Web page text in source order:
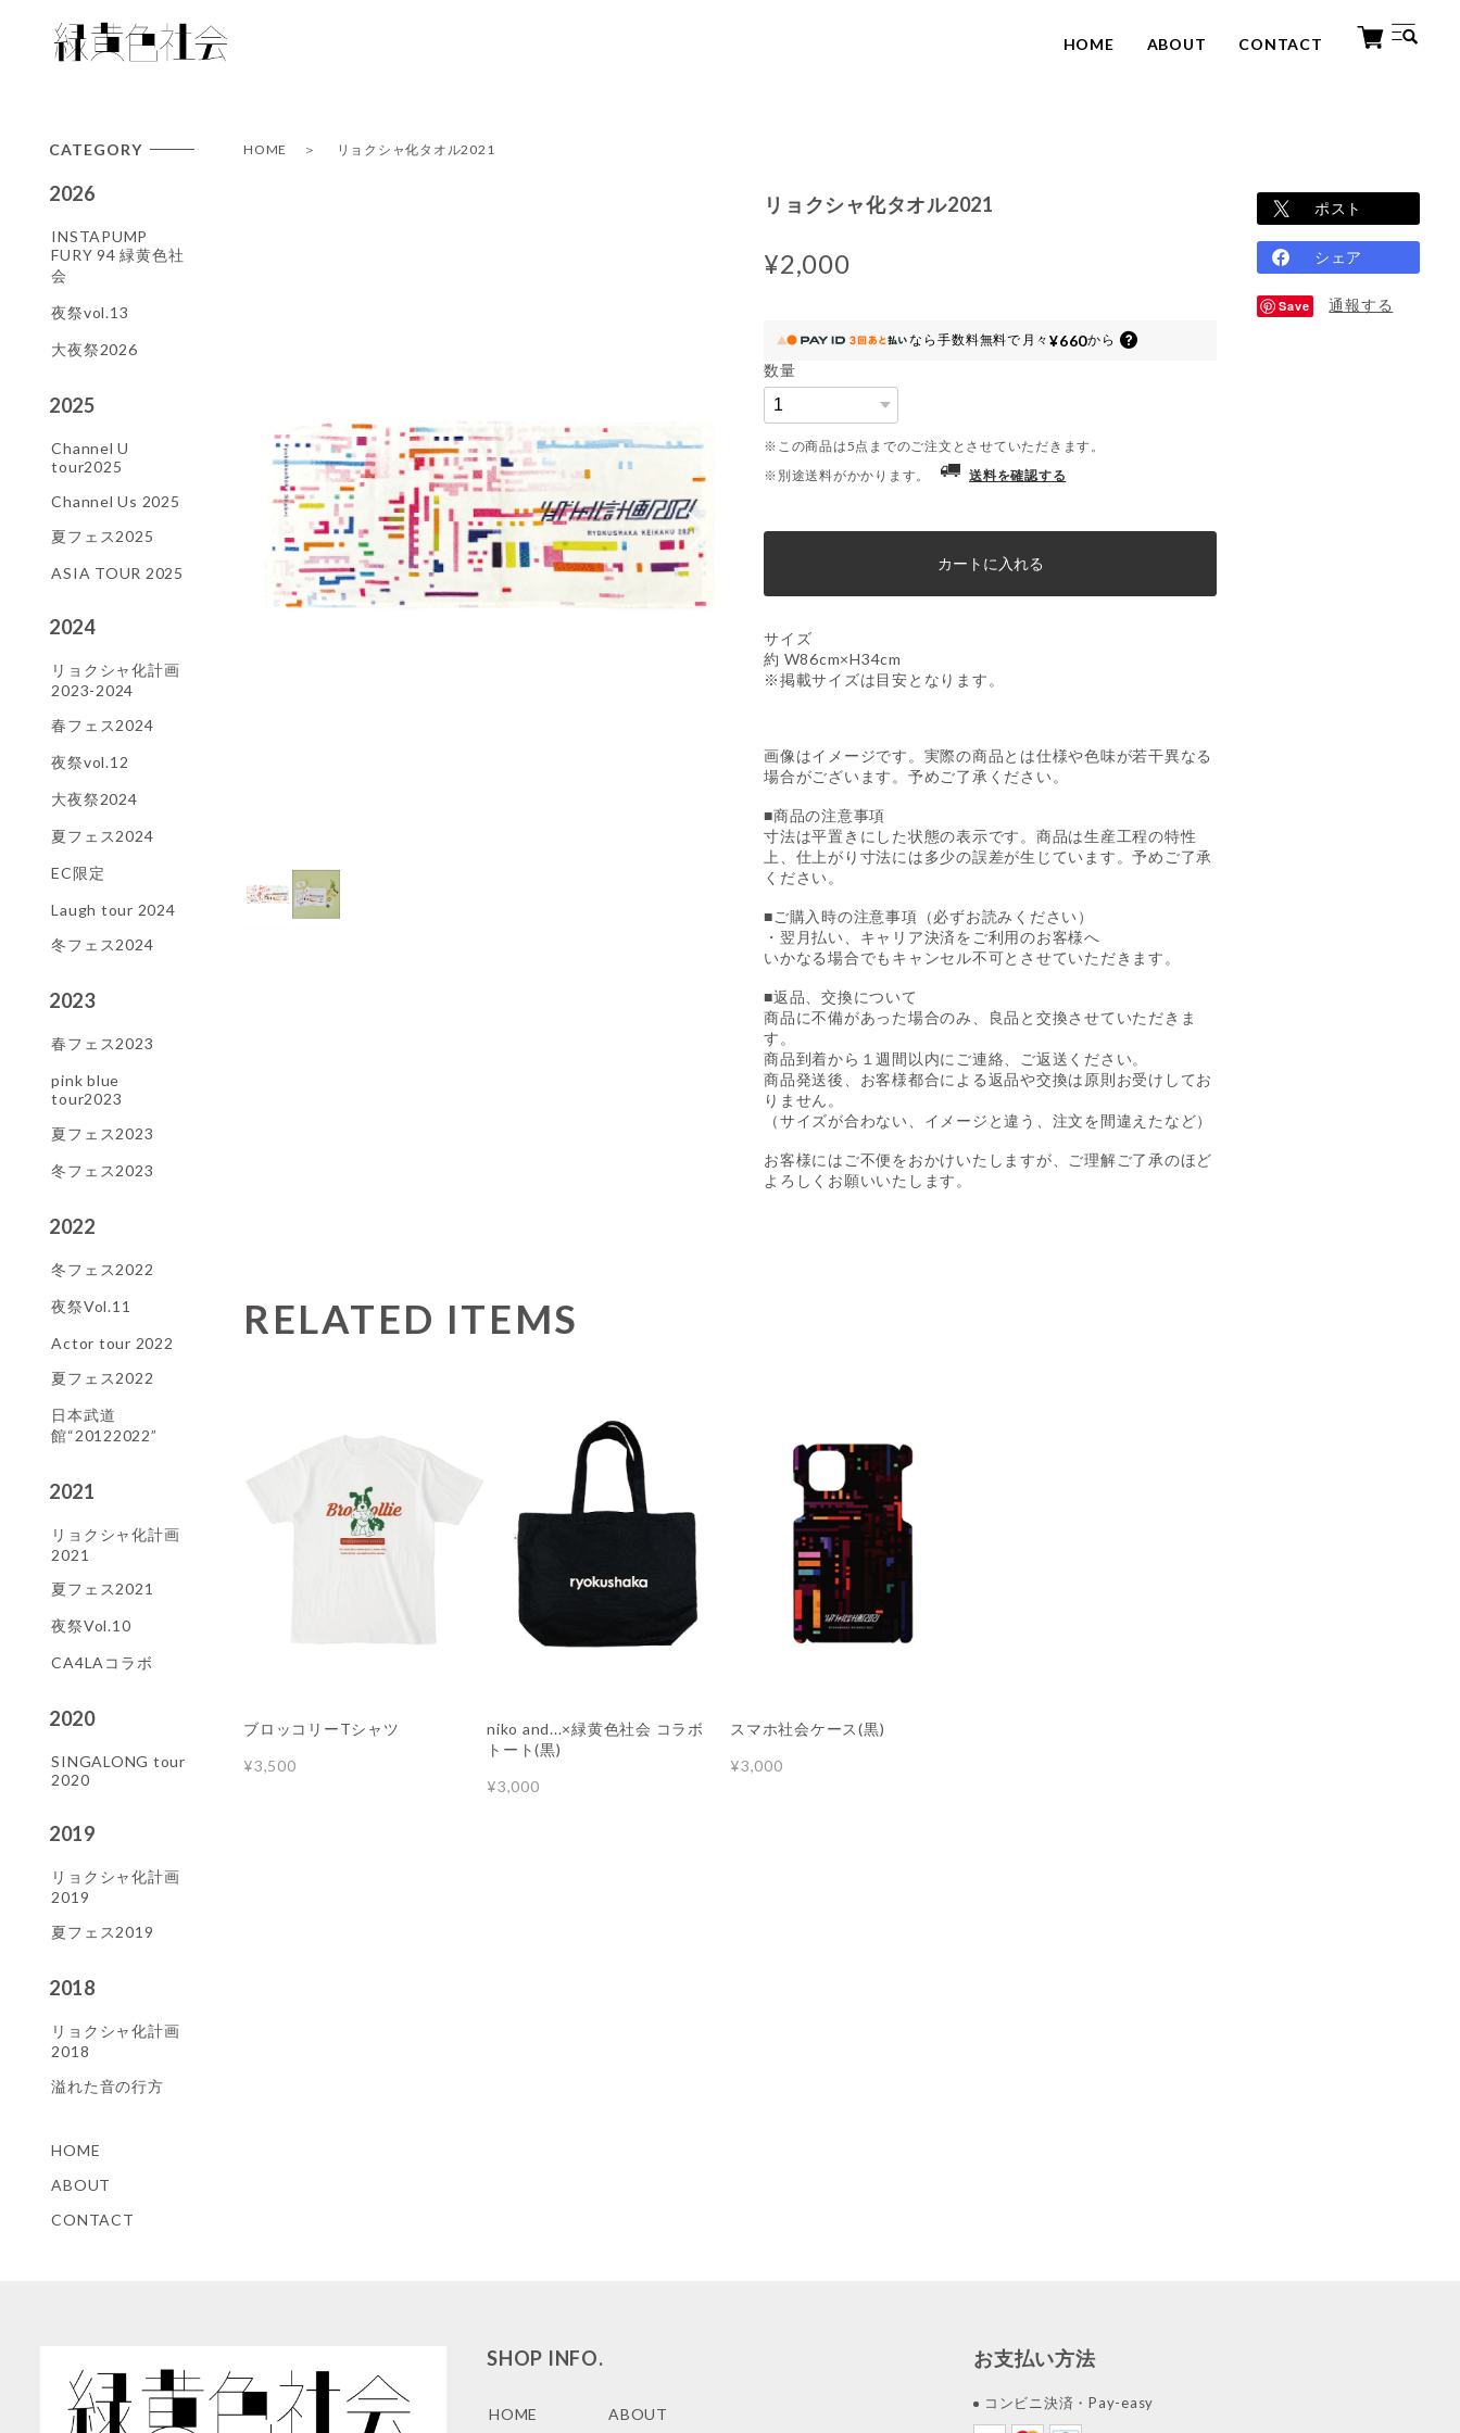
HOME ABOUT CONTACT
HOME リョクシャ化タオル2021
リョクシャ化タオル2021
¥2,000
なら 手数料無料で 月々¥660から
数量
※この商品は5点までのご注文とさせていただきます。
※別途送料がかかります。
送料を確認する
カートに入れる
サイズ
約 W86cm×H34cm
※掲載サイズは目安となります。
画像はイメージです。実際の商品とは仕様や色味が若干異なる
場合がございます。予めご了承ください。
■商品の注意事項
寸法は平置きにした状態の表示です。商品は生産工程の特性
上、仕上がり寸法には多少の誤差が生じています。予めご了承
ください。
■ご購入時の注意事項（必ずお読みください）
・翌月払い、キャリア決済をご利用のお客様へ
いかなる場合でもキャンセル不可とさせていただきます。
■返品、交換について
商品に不備があった場合のみ、良品と交換させていただきま
す。
商品到着から１週間以内にご連絡、ご返送ください。
商品発送後、お客様都合による返品や交換は原則お受けしてお
りません。
（サイズが合わない、イメージと違う、注文を間違えたなど）
お客様にはご不便をおかけいたしますが、ご理解ご了承のほど
よろしくお願いいたします。
ポスト
シェア
Save 通報する
RELATED ITEMS
ブロッコリーTシャツ
¥3,500
niko and...×緑黄色社会 コラボ
トート(黒)
¥3,000
スマホ社会ケース(黒)
¥3,000
CATEGORY
2026
INSTAPUMP
FURY 94 緑黄色社
会
夜祭vol.13
大夜祭2026
2025
Channel U
tour2025
Channel Us 2025
夏フェス2025
ASIA TOUR 2025
2024
リョクシャ化計画
2023-2024
春フェス2024
夜祭vol.12
大夜祭2024
夏フェス2024
EC限定
Laugh tour 2024
冬フェス2024
2023
春フェス2023
pink blue
tour2023
夏フェス2023
冬フェス2023
2022
冬フェス2022
夜祭Vol.11
Actor tour 2022
夏フェス2022
日本武道
館“20122022”
2021
リョクシャ化計画
2021
夏フェス2021
夜祭Vol.10
CA4LAコラボ
2020
SINGALONG tour
2020
2019
リョクシャ化計画
2019
夏フェス2019
2018
リョクシャ化計画
2018
溢れた音の行方
HOME
ABOUT
CONTACT
SHOP INFO.
HOME ABOUT
お支払い方法
コンビニ決済・Pay-easy